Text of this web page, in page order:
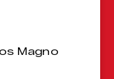
Magno